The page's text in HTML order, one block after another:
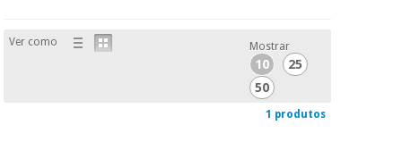
Ver como Mostrar
10
25
50
1 produtos